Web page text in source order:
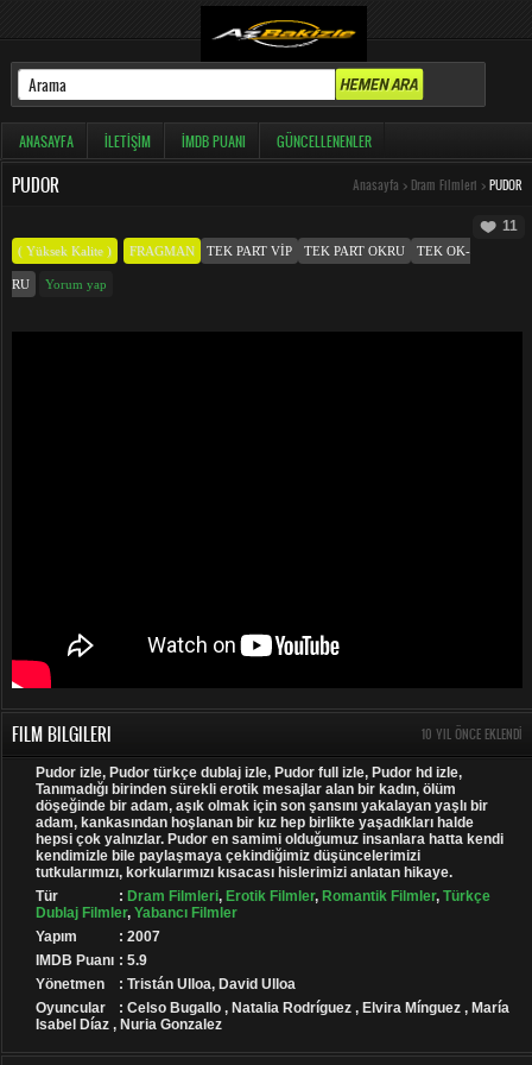
ANASAYFA İLETIŞIM İMDB PUANI GÜNCELLENENLER
PUDOR Anasayfa > Dram Filmleri > PUDOR
11
( Yüksek Kalite ) FRAGMAN TEK PART VIP TEK PART OKRU TEK OK-
RU Yorum yap
FILM BILGILERI 10 YIL ÖNCE EKLENDI
Pudor izle, Pudor türkçe dublaj izle, Pudor full izle, Pudor hd izle,
Tanımadığı birinden sürekli erotik mesajlar alan bir kadın, ölüm
döşeğinde bir adam, aşık olmak için son şansını yakalayan yaşlı bir
adam, kankasından hoşlanan bir kız hep birlikte yaşadıkları halde
hepsi çok yalnızlar. Pudor en samimi olduğumuz insanlara hatta kendi
kendimizle bile paylaşmaya çekindiğimiz düşüncelerimizi
tutkularımızı, korkularımızı kısacası hislerimizi anlatan hikaye.
Tür
: Dram Filmleri, Erotik Filmler, Romantik Filmler, Türkçe
Dublaj Filmler, Yabancı Filmler
Yapım
: 2007
IMDB Puanı : 5.9
Yönetmen
: Tristán Ulloa, David Ulloa
Oyuncular
: Celso Bugallo , Natalia Rodríguez , Elvira Mínguez , María
Isabel Díaz , Nuria Gonzalez